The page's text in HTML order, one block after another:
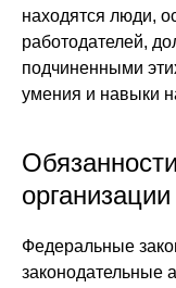
находятся люди,
работодателей,
подчиненными
умения и навыки
Федеральные
законодательные